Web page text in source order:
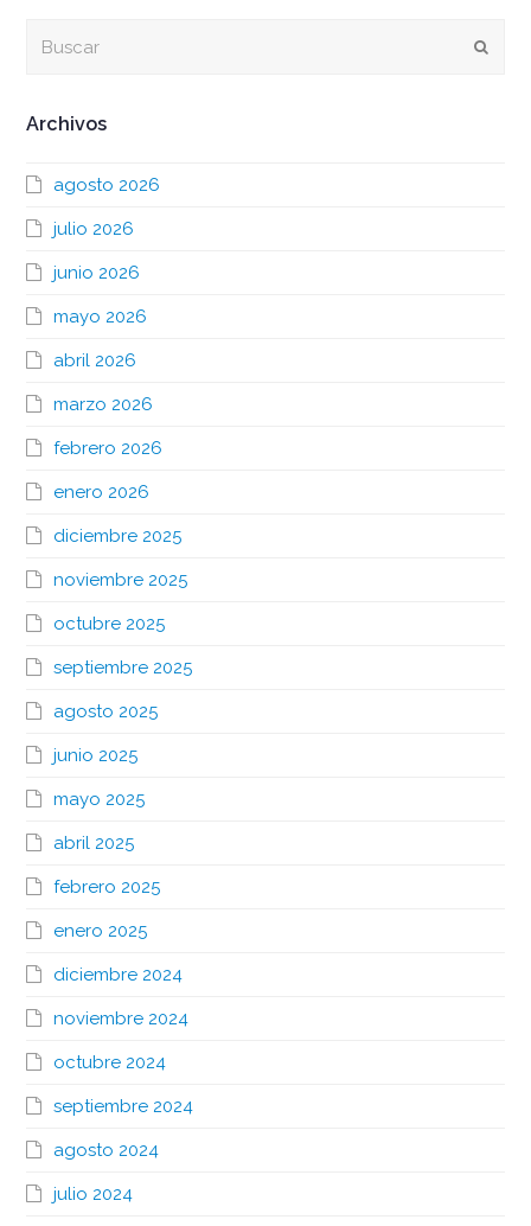
Archivos
agosto 2026
julio 2026
junio 2026
mayo 2026
abril 2026
marzo 2026
febrero 2026
enero 2026
diciembre 2025
noviembre 2025
octubre 2025
septiembre 2025
agosto 2025
junio 2025
mayo 2025
abril 2025
febrero 2025
enero 2025
diciembre 2024
noviembre 2024
octubre 2024
septiembre 2024
agosto 2024
julio 2024